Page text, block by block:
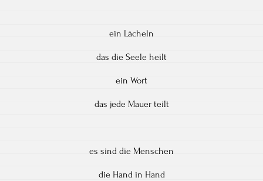
ein Lächeln
das die Seele heilt
ein Wort
das jede Mauer teilt
es sind die Menschen
die Hand in Hand